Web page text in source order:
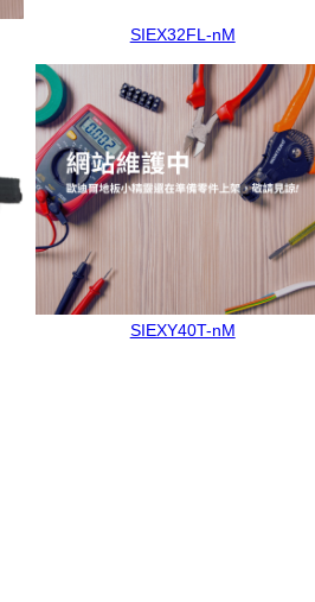
SIEX32FL-nM
SIEXY40T-nM